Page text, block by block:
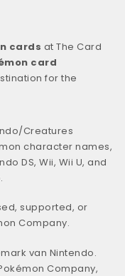
cards at The Card
card
for the
Creatures
character names,
DS, Wii, Wii U, and
supported, or
Company.
van Nintendo.
Company,